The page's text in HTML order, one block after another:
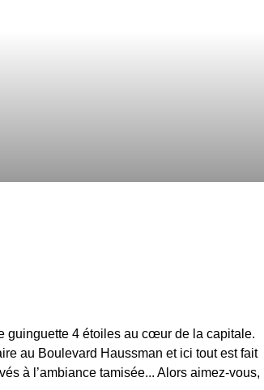
guinguette 4 étoiles au cœur de la capitale.
au Boulevard Haussman et ici tout est fait
à l’ambiance tamisée... Alors aimez-vous,